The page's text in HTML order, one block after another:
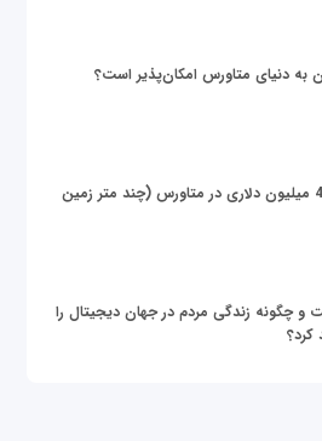
به دنیای متاورس امکان‌پذیر است؟
خرید زمین 4.3 میلیون دلاری در متاورس (چند متر زمین
چگونه زندگی مردم در جهان دیجیتال را